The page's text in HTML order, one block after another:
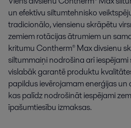
un efektīvu siltumtehnisko
tradicionālo, viensienu skrāpētu
zemiem rotācijas ātrumiem un
kritumu Contherm® Max divsienu
siltummaiņi nodrošina arī
vislabāk garantē produktu
papildus ievērojamam enerģijas
kas palīdz nodrošināt iespējami
īpašumtiesību izmaksas.